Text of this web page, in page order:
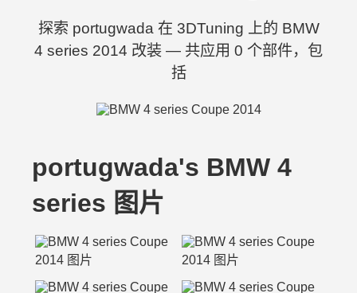
探索 portugwada 在 3DTuning 上的 BMW
4 series 2014 改装 — 共应用 0 个部件，包
括
portugwada's BMW 4
series 图片